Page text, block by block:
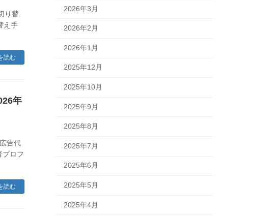
り替
え手
読む
年
告代
ロフ
読む
2026年3月
2026年2月
2026年1月
2025年12月
2025年10月
2025年9月
2025年8月
2025年7月
2025年6月
2025年5月
2025年4月